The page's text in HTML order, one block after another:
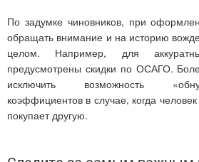
По задумке чиновников, при
обращать внимание и на историю
целом. Например, для
предусмотрены скидки по ОСАГО.
исключить возможность
коэффициентов в случае, когда
покупает другую.